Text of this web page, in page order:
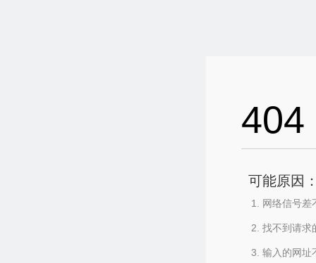
404
可能原因
网络信号差
找不到请求
输入的网址